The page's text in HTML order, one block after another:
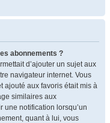
abonnements ?
d’ajouter un sujet aux
navigateur internet. Vous
ajouté aux favoris était mis à
similaires aux
une notification lorsqu’un
quant à lui, vous